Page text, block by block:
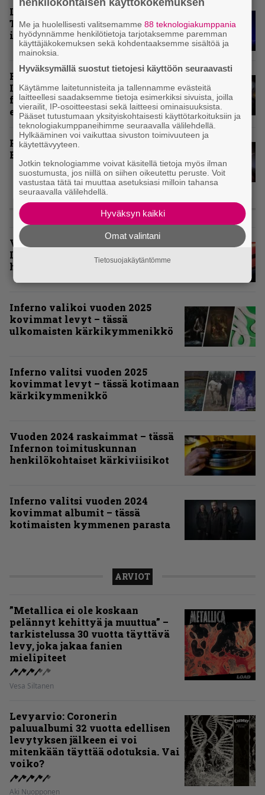
Livearvio: Loppuunmyyty
Tavastia saatteli Sepulturan
ikiuneen
Rokki Raikasi Tampereella –
Infernon neljä väkevää nostoa
festarin kakkospäivän
esityksistä
Paluu vanhaan liittoon – Arch
Enemy Tavastialla
KOLUMNIT
Vuoden 2025 raskaimmat –
Infernon toimituskunnan
henkilökohtaiset suosikit
Inferno valikoi vuoden 2025
kovimmat levyt – tässä
ulkomaisten kärkikymmenikkö
Inferno valitsi vuoden 2025
kovimmat levyt – tässä kotimaan
kärkikymmenikkö
Vuoden 2024 raskaimmat – tässä
Infernon toimituskunnan
henkilökohtaiset kärkiviisikot
Inferno valitsi vuoden 2024
kovimmat albumit – tässä
kotimaisten kymmenen parasta
ARVIOT
”Metallica ei ole koskaan
pelännyt kehittyä ja muuttua” –
tarkistelussa 30 vuotta täyttävä
levy, joka jakaa fanien
mielipiteet
Vesa Siltanen
Levyarvio: Coronerin
paluualbumi 32 vuotta edellisen
levytyksen jälkeen ei voi
mitenkään täyttää odotuksia. Vai
voiko?
Aki Nuopponen
Me ja huolellisesti valitsemamme88 teknologiakumppania
hyödynnämme henkilötietoja tarjotaksemme paremman
käyttäjäkokemuksen sekä kohdentaaksemme sisältöä ja
mainoksia.
Hyväksymällä suostut tietojesi käyttöön seuraavasti
Käytämme laitetunnisteita ja tallennamme evästeitä
laitteellesi saadaksemme tietoja esimerkiksi sivuista, joilla
vierailit, IP-osoitteestasi sekä laitteesi ominaisuuksista.
Pääset tutustumaan yksityiskohtaisesti käyttötarkoituksiin ja
teknologiakumppaneihimme seuraavalla välilehdellä.
Hylkääminen voi vaikuttaa sivuston toimivuuteen ja
käytettävyyteen.
Jotkin teknologiamme voivat käsitellä tietoja myös ilman
suostumusta, jos niillä on siihen oikeutettu peruste. Voit
vastustaa tätä tai muuttaa asetuksiasi milloin tahansa
seuraavalla välilehdellä.
Hyväksyn kaikki
Omat valintani
Tietosuojakäytäntömme